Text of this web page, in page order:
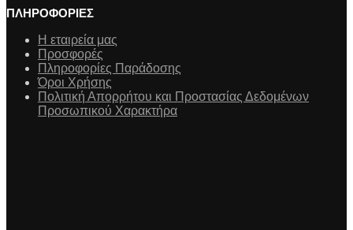
ΠΛΗΡΟΦΟΡΙΕΣ
Η εταιρεία μας
Προσφορές
Πληροφορίες Παράδοσης
Όροι Χρήσης
Πολιτική Απορρήτου και Προστασίας Δεδομένων
Προσωπικού Χαρακτήρα